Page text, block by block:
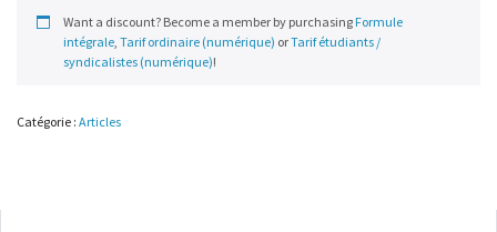
?
Want a discount? Become a member by purchasing Formule
intégrale, Tarif ordinaire (numérique) orTarif étudiants /
syndicalistes (numérique)!
Catégorie : Articles